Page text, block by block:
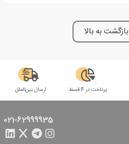
بازگشت به بالا
پرداخت در 4 قسط ارسال بین‌الملل
021-62999935